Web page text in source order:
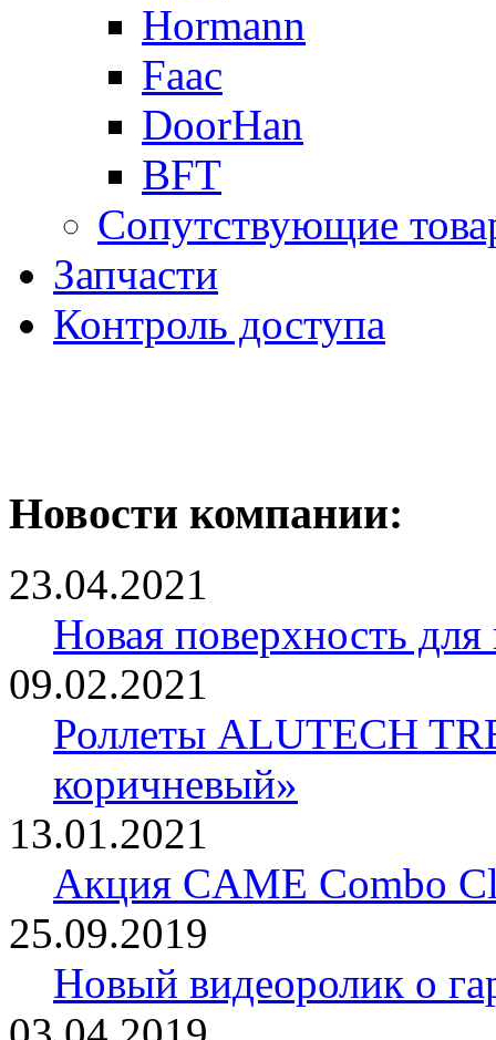
Hormann
Faac
DoorHan
BFT
Сопутствующие
Запчасти
Контроль доступа
Новости компании:
23.04.2021
Новая поверхность
09.02.2021
Роллеты ALUTECH
коричневый»
13.01.2021
Акция CAME Combo
25.09.2019
Новый видеоролик о